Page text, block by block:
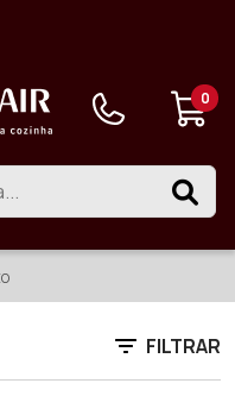
0
FILTRAR